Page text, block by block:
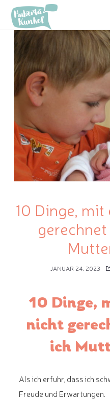
10 Dinge,
JANUAR 24, 2023
10 Dinge,
nicht
ich
Als ich erfuhr, dass ich
Freude und Erwartungen.